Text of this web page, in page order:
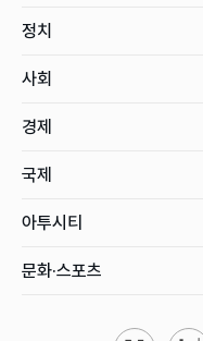
정치
사회
경제
국제
아투시티
문화·스포츠